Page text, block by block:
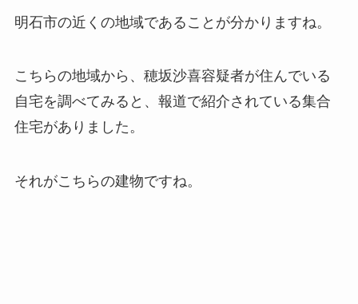
明石市の近くの地域であることが分かりますね。
こちらの地域から、穂坂沙喜容疑者が住んでいる
自宅を調べてみると、報道で紹介されている集合
住宅がありました。
それがこちらの建物ですね。